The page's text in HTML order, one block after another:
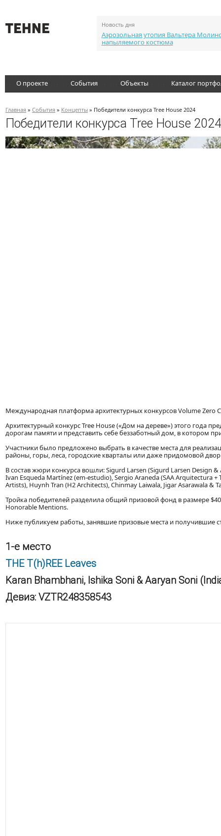
Новость дня
Аэрозольная утопия Вальтера
напыляемого костюма
О проекте События Объекты Каталог
Главная » События » Концепты » Победители конкурса Tree House 2024
Победители конкурса Tree House 2024
Международная платформа архитектурных конкурсов Volume Zero
Архитектурный конкурс Tree House («Дом на дереве») этого года
дорогам памяти и представить себе беззаботный дом, в котором
Участники было предложено выбрать в качестве места для
районы, горы, леса, городские кварталы или даже придомовой
В состав жюри конкурса вошли: Sigurd Larsen (Sigurd Larsen Design
Ivan Esqueda Martínez (em-estudio), Sergio Araneda (SAA Arquitectura
Artists), Huynh Tran (H2 Architects), Chinmay Laiwala, Jigar Asarawala &
Тройка победителей разделила общий призовой фонд в размере
Honorable Mentions.
Ниже публикуем работы, занявшие призовые места и получившие
1-е место
THE T(h)REE Leaves
Karan Bhambhani, Ishika Soni & Aaryan Soni
Девиз: VZTR248358543